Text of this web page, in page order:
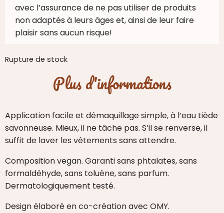
avec l’assurance de ne pas utiliser de produits
non adaptés à leurs âges et, ainsi de leur faire
plaisir sans aucun risque!
Rupture de stock
Plus d'informations
Application facile et démaquillage simple, à l’eau tiède
savonneuse. Mieux, il ne tâche pas. S’il se renverse, il
suffit de laver les vêtements sans attendre.
Composition vegan. Garanti sans phtalates, sans
formaldéhyde, sans toluène, sans parfum.
Dermatologiquement testé.
Design élaboré en co-création avec OMY.